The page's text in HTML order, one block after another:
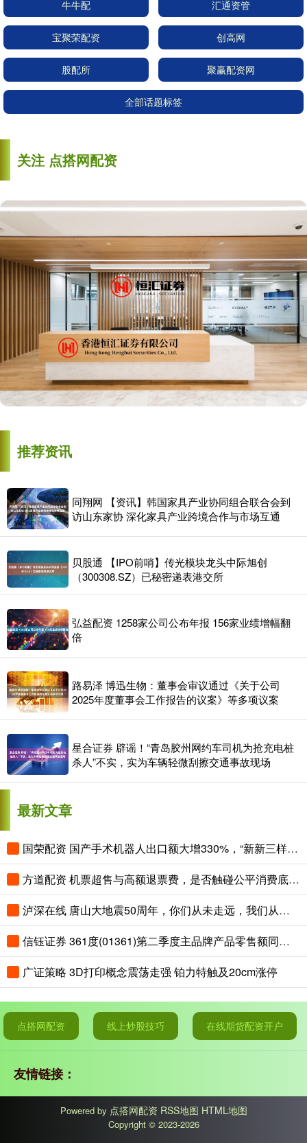
牛牛配 汇通资管
宝聚荣配资 创高网
股配所 聚赢配资网
全部话题标签
关注 点搭网配资
推荐资讯
同翔网 【资讯】韩国家具产业协同组合联合会到
访山东家协 深化家具产业跨境合作与市场互通
贝股通 【IPO前哨】传光模块龙头中际旭创
（300308.SZ）已秘密递表港交所
弘益配资 1258家公司公布年报 156家业绩增幅翻
倍
路易泽 博迅生物：董事会审议通过《关于公司
2025年度董事会工作报告的议案》等多项议案
星合证券 辟谣！“青岛胶州网约车司机为抢充电桩
杀人”不实，实为车辆轻微刮擦交通事故现场
最新文章
国荣配资 国产手术机器人出口额大增330%，“新新三样”圈粉全球
方道配资 机票超售与高额退票费，是否触碰公平消费底线？
泸深在线 唐山大地震50周年，你们从未走远，我们从未忘记！
信钰证券 361度(01361)第二季度主品牌产品零售额同比取得中高单位数的正增长
广证策略 3D打印概念震荡走强 铂力特触及20cm涨停
点搭网配资 线上炒股技巧 在线期货配资开户
友情链接：
Powered by 点搭网配资 RSS地图 HTML地图
Copyright © 2023-2026